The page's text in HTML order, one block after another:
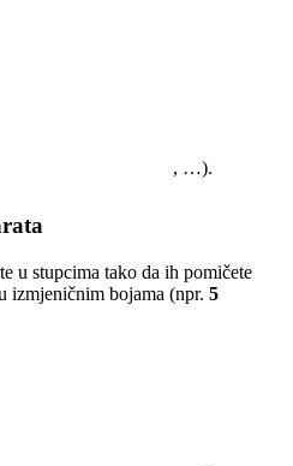
, …).
u stupcima tako da ih pomičete
izmjeničnim bojama (npr. 5